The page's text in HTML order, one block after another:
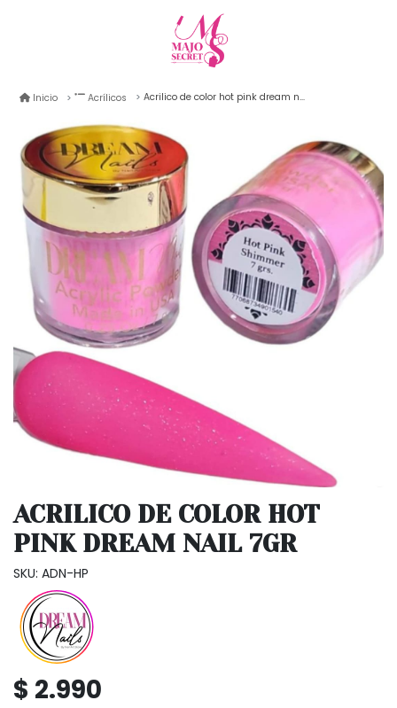
Inicio Acrílicos Acrilico de color hot pink dream nail 7gr
ACRILICO DE COLOR HOT
PINK DREAM NAIL 7GR
SKU: ADN-HP
$ 2.990